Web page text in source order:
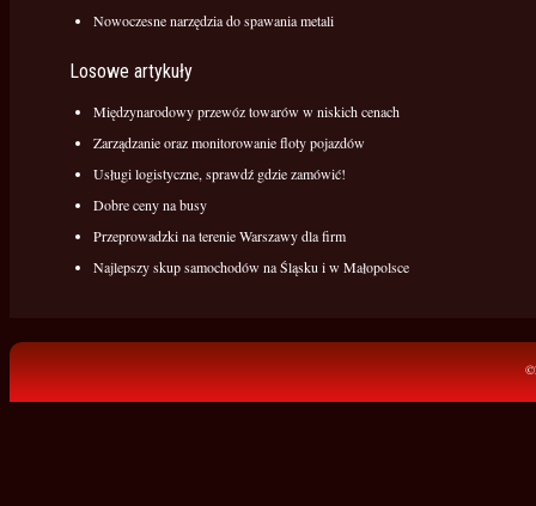
Nowoczesne narzędzia do spawania metali
Losowe artykuły
Międzynarodowy przewóz towarów w niskich cenach
Zarządzanie oraz monitorowanie floty pojazdów
Usługi logistyczne, sprawdź gdzie zamówić!
Dobre ceny na busy
Przeprowadzki na terenie Warszawy dla firm
Najlepszy skup samochodów na Śląsku i w Małopolsce